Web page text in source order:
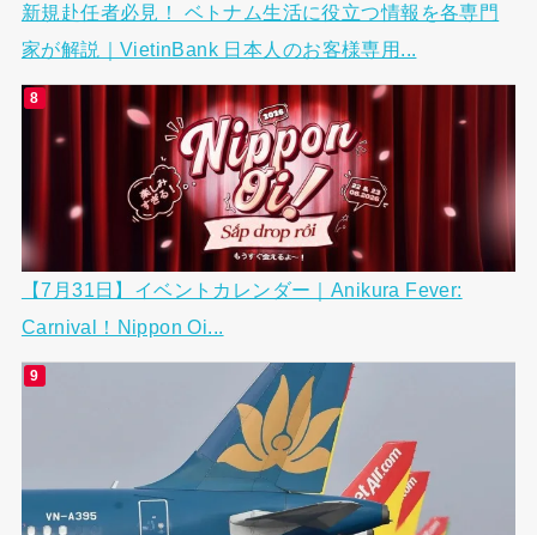
新規赴任者必見！ ベトナム生活に役立つ情報を各専門
家が解説｜VietinBank 日本人のお客様専用...
【7月31日】イベントカレンダー｜Anikura Fever:
Carnival！Nippon Oi...